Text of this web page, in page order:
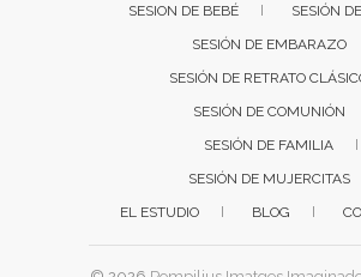
SESION DE BEBÉ
SESIÓN
SESIÓN DE EMBARAZO
SESIÓN DE RETRATO
SESIÓN DE COMUNIÓN
SESIÓN DE FAMILIA
SESIÓN DE MUJERCITAS
EL ESTUDIO
BLOG